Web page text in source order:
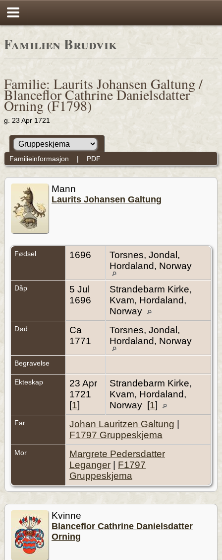
Familien Brudvik
Familie: Laurits Johansen Galtung /
Blanceflor Cathrine Danielsdatter
Orning (F1798)
g. 23 Apr 1721
Familieinformasjon | PDF
Mann
Laurits Johansen Galtung
Fødsel 1696
Torsnes, Jondal,
Hordaland, Norway
Dåp
5 Jul
1696
Strandebarm Kirke,
Kvam, Hordaland,
Norway
Død
Ca
1771
Torsnes, Jondal,
Hordaland, Norway
Begravelse
Ekteskap
23 Apr
1721
[1]
Strandebarm Kirke,
Kvam, Hordaland,
Norway [1]
Far Johan Lauritzen Galtung
F1797 Gruppeskjema
Mor
Margrete Pedersdatter
Leganger
F1797
Gruppeskjema
Kvinne
Blanceflor Cathrine Danielsdatter
Orning